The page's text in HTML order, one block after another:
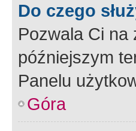
Do czego
Pozwala Ci na
późniejszym
Panelu
Góra